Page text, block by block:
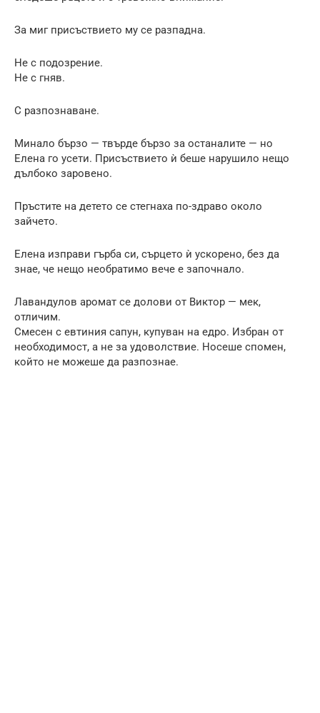
За миг присъствието му се разпадна.
Не с подозрение.
Не с гняв.
С разпознаване.
Минало бързо — твърде бързо за останалите — но
Елена го усети. Присъствието ѝ беше нарушило нещо
дълбоко заровено.
Пръстите на детето се стегнаха по-здраво около
зайчето.
Елена изправи гърба си, сърцето ѝ ускорено, без да
знае, че нещо необратимо вече е започнало.
Лавандулов аромат се долови от Виктор — мек,
отличим.
Смесен с евтиния сапун, купуван на едро. Избран от
необходимост, а не за удоволствие. Носеше спомен,
който не можеше да разпознае.